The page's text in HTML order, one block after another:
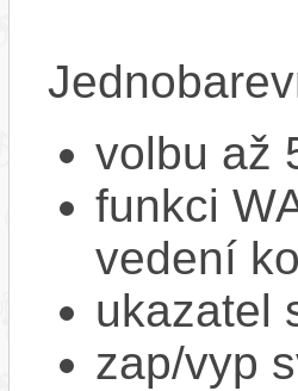
volbu až
funkci
vedení
ukazatel
zap/vyp